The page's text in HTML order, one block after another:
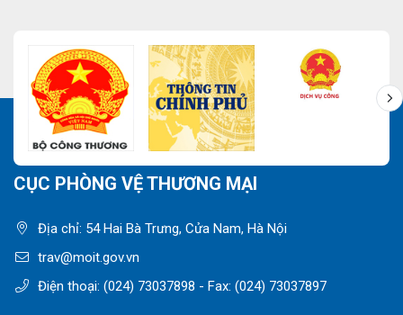
CỤC PHÒNG VỆ THƯƠNG MẠI
Địa chỉ: 54 Hai Bà Trưng, Cửa Nam, Hà Nội
trav@moit.gov.vn
Điện thoại: (024) 73037898 - Fax: (024) 73037897